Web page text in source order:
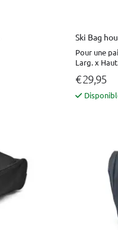
Ski Bag
Pour une
Larg. x
€ 29,95